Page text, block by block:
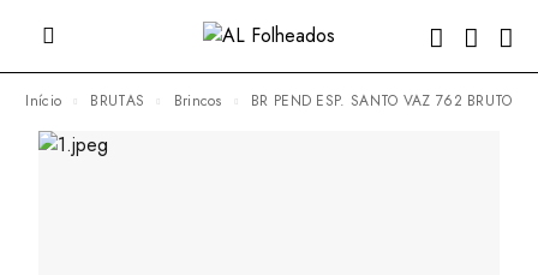
Início BRUTAS Brincos BR PEND ESP. SANTO VAZ 762 BRUTO